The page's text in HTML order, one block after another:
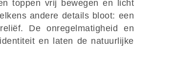
toppen vrij bewegen en licht
andere details bloot: een
De onregelmatigheid en
en laten de natuurlijke